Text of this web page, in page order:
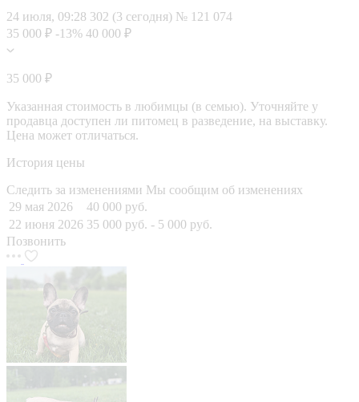
24 июля, 09:28 302 (3 сегодня) № 121 074
35 000 ₽ -13% 40 000 ₽
35 000 ₽
Указанная стоимость в любимцы (в семью). Уточняйте у
продавца доступен ли питомец в разведение, на выставку.
Цена может отличаться.
История цены
Следить за изменениями Мы сообщим об изменениях
29 мая 2026
40 000 руб.
22 июня 2026 35 000 руб. - 5 000 руб.
Позвонить